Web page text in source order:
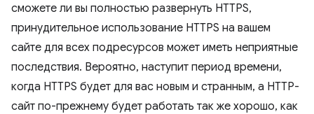
сможете ли вы полностью развернуть HTTPS,
принудительное использование HTTPS на вашем
сайте для всех подресурсов может иметь неприятные
последствия. Вероятно, наступит период времени,
когда HTTPS будет для вас новым и странным, а HTTP-
сайт по-прежнему будет работать так же хорошо, как